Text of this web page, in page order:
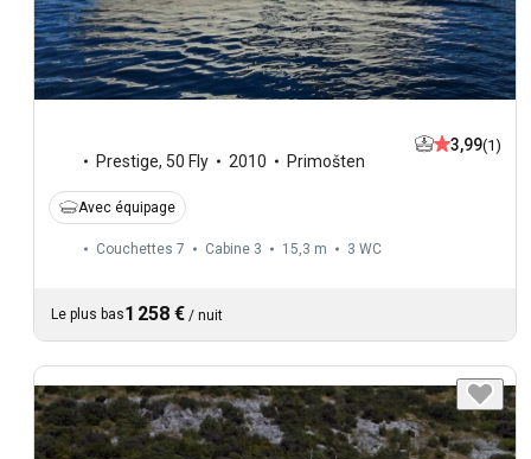
Prestige, 50 Fly 2010 Primošten
3,99(1)
Avec équipage
Couchettes 7 Cabine 3 15,3 m 3 WC
Le plus bas1 258 € / nuit